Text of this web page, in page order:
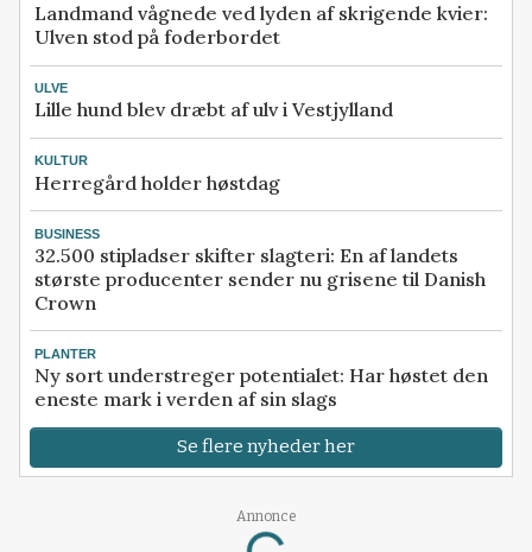
Landmand vågnede ved lyden af skrigende kvier:
Ulven stod på foderbordet
ULVE
Lille hund blev dræbt af ulv i Vestjylland
KULTUR
Herregård holder høstdag
BUSINESS
32.500 stipladser skifter slagteri: En af landets
største producenter sender nu grisene til Danish
Crown
PLANTER
Ny sort understreger potentialet: Har høstet den
eneste mark i verden af sin slags
Se flere nyheder her
Annonce